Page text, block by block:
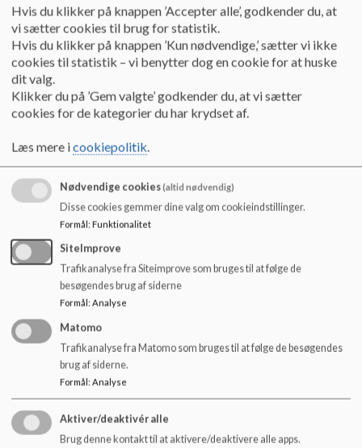
Princip:
Alle eleverne i indskolingen og på mellemtrinnet skal bære
cykelhjelm i forbindelse med cykelture med skolen.
Hensigt:
Da det er skolen, der har ansvaret for eleverne i skoletiden,
ønsker skolebestyrelsen at sikre størst mulig sikkerhed for
eleverne i forbindelse med cykelture med skolen.
Ledelsens retningslinjer for udmøntning:
Skolebestyrelsen ønsker derfor, at eleverne i indskolingen og
på mellemtrinnet bærer cykelhjelm i disse sammenhænge.
Alle elever fra børnehaveklassen til og med 6. klasse skal
bruge cykelhjelm i forbindelse med ture med skolen.
Elever, der ikke selv har en cykelhjelm, kan låne af skolen.
Elever fra 7. til 9. klasse opfordres til at bruge cykelhjelm i
forbindelse med ture med skolen.
Der henvises i øvrigt også til
Godkendt:
September 2017
Hvis du klikker på knappen ’Accepter alle’, godkender du, at
vi sætter cookies til brug for statistik.
Hvis du klikker på knappen ’Kun nødvendige,’ sætter vi ikke
cookies til statistik – vi benytter dog en cookie for at huske
dit valg.
Klikker du på ’Gem valgte’ godkender du, at vi sætter
cookies for de kategorier du har krydset af.
Læs mere icookiepolitik.
Nødvendige cookies(altid nødvendig)
Disse cookies gemmer dine valg om cookieindstillinger.
Formål: Funktionalitet
SiteImprove
Trafikanalyse fra Siteimprove som bruges til at følge de
besøgendes brug af siderne
Formål : Analyse
Matomo
Trafikanalyse fra Matomo som bruges til at følge de besøgendes
brug af siderne.
Formål: Analyse
Aktiver/deaktivér alle
Brug denne kontakt til at aktivere/deaktivere alle apps.